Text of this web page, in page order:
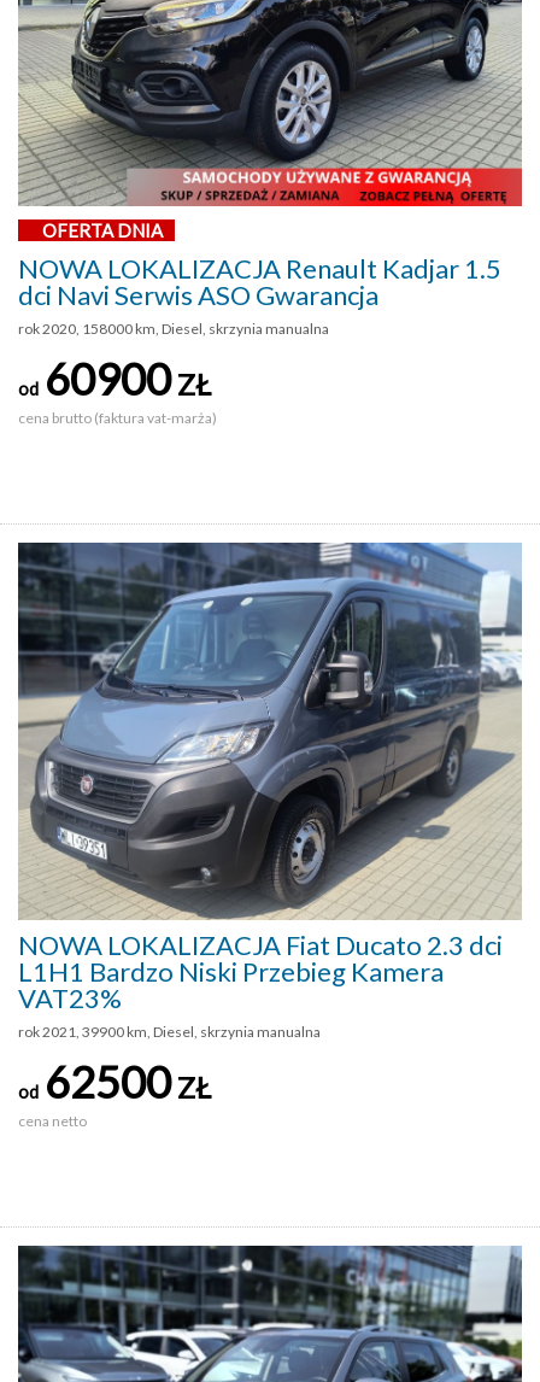
OFERTA DNIA
NOWA LOKALIZACJA Renault Kadjar 1.5
dci Navi Serwis ASO Gwarancja
rok 2020, 158000 km, Diesel, skrzynia manualna
od 60900ZŁ
cena brutto (faktura vat-marża)
NOWA LOKALIZACJA Fiat Ducato 2.3 dci
L1H1 Bardzo Niski Przebieg Kamera
VAT23%
rok 2021, 39900 km, Diesel, skrzynia manualna
od 62500ZŁ
cena netto